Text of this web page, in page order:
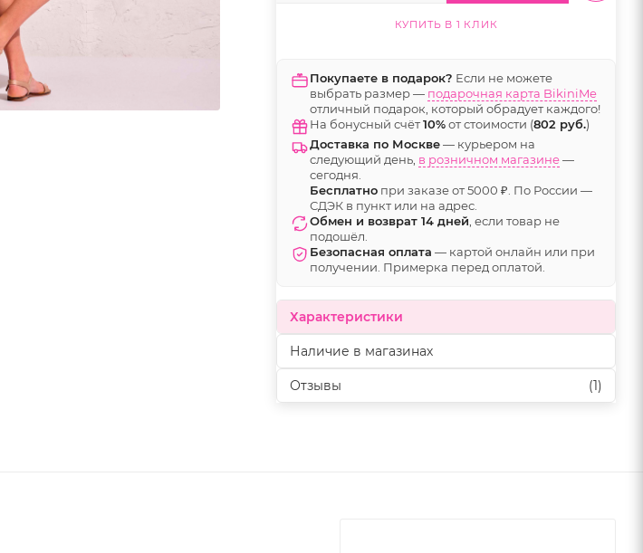
КУПИТЬ В 1 КЛИК
Покупаете в подарок? Если не можете
выбрать размер — подарочная карта BikiniMe
отличный подарок, который обрадует каждого!
На бонусный счёт10%от стоимости (802 руб.)
Доставка по Москве— курьером на
следующий день, в розничном магазине—
сегодня.
Бесплатно при заказе от 5000 ₽. По России —
СДЭК в пункт или на адрес.
Обмен и возврат 14 дней , если товар не
подошёл.
Безопасная оплата — картой онлайн или при
получении. Примерка перед оплатой.
Характеристики
Наличие в магазинах
Отзывы (1)